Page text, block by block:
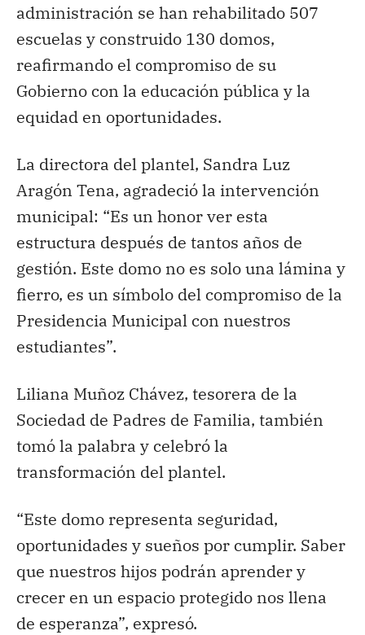
administración se han rehabilitado 507
escuelas y construido 130 domos,
reafirmando el compromiso de su
Gobierno con la educación pública y la
equidad en oportunidades.
La directora del plantel, Sandra Luz
Aragón Tena, agradeció la intervención
municipal: “Es un honor ver esta
estructura después de tantos años de
gestión. Este domo no es solo una lámina y
fierro, es un símbolo del compromiso de la
Presidencia Municipal con nuestros
estudiantes”.
Liliana Muñoz Chávez, tesorera de la
Sociedad de Padres de Familia, también
tomó la palabra y celebró la
transformación del plantel.
“Este domo representa seguridad,
oportunidades y sueños por cumplir. Saber
que nuestros hijos podrán aprender y
crecer en un espacio protegido nos llena
de esperanza”, expresó.